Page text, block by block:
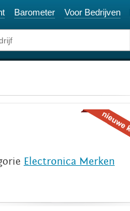
Barometer Voor Bedrijven
Electronica Merken